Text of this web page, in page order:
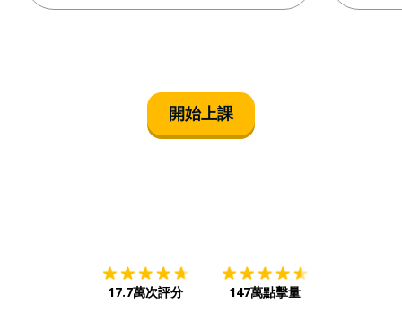
開始上課
17.7萬次評分 147萬點擊量